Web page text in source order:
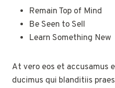
Remain Top of Mind
Be Seen to Sell
Learn Something New
At vero eos et accusamus
ducimus qui blanditiis